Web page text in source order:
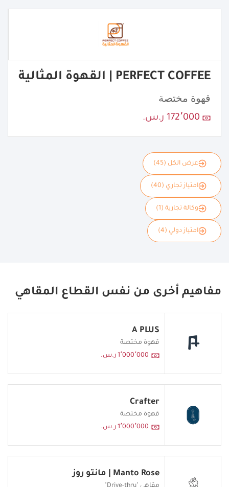
PERFECT COFFEE | القهوة المثالية
قهوة مختصة
172٬000 ر.س.
عرض الكل (45)
امتياز تجاري (40)
وكالة تجارية (1)
امتياز دولي (4)
مفاهيم أخرى من نفس القطاع المقاهي
A PLUS
قهوة مختصة
1٬000٬000 ر.س.
Crafter
قهوة مختصة
1٬000٬000 ر.س.
Manto Rose | مانتو روز